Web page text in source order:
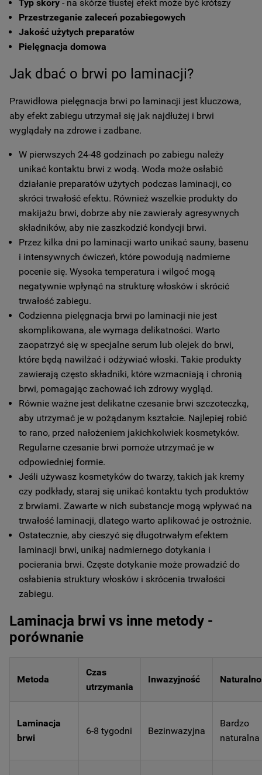
Typ skóry - na skórze tłustej efekt może być krótszy
Przestrzeganie zaleceń pozabiegowych
Jakość użytych preparatów
Pielęgnacja domowa
Jak dbać o brwi po laminacji?
Prawidłowa pielęgnacja brwi po laminacji jest kluczowa,
aby efekt zabiegu utrzymał się jak najdłużej i brwi
wyglądały na zdrowe i zadbane.
W pierwszych 24-48 godzinach po zabiegu należy
unikać kontaktu brwi z wodą. Woda może osłabić
działanie preparatów użytych podczas laminacji, co
skróci trwałość efektu. Również wszelkie produkty do
makijażu brwi, dobrze aby nie zawierały agresywnych
składników, aby nie zaszkodzić kondycji brwi.
Przez kilka dni po laminacji warto unikać sauny, basenu
i intensywnych ćwiczeń, które powodują nadmierne
pocenie się. Wysoka temperatura i wilgoć mogą
negatywnie wpłynąć na strukturę włosków i skrócić
trwałość zabiegu.
Codzienna pielęgnacja brwi po laminacji nie jest
skomplikowana, ale wymaga delikatności. Warto
zaopatrzyć się w specjalne serum lub olejek do brwi,
które będą nawilżać i odżywiać włoski. Takie produkty
zawierają często składniki, które wzmacniają i chronią
brwi, pomagając zachować ich zdrowy wygląd.
Równie ważne jest delikatne czesanie brwi szczoteczką,
aby utrzymać je w pożądanym kształcie. Najlepiej robić
to rano, przed nałożeniem jakichkolwiek kosmetyków.
Regularne czesanie brwi pomoże utrzymać je w
odpowiedniej formie.
Jeśli używasz kosmetyków do twarzy, takich jak kremy
czy podkłady, staraj się unikać kontaktu tych produktów
z brwiami. Zawarte w nich substancje mogą wpływać na
trwałość laminacji, dlatego warto aplikować je ostrożnie.
Ostatecznie, aby cieszyć się długotrwałym efektem
laminacji brwi, unikaj nadmiernego dotykania i
pocierania brwi. Częste dotykanie może prowadzić do
osłabienia struktury włosków i skrócenia trwałości
zabiegu.
Laminacja brwi vs inne metody -
porównanie
Metoda
Czas
utrzymania
Inwazyjność
Laminacja
brwi
6-8 tygodni Bezinwazyjna
Bardzo
naturalna